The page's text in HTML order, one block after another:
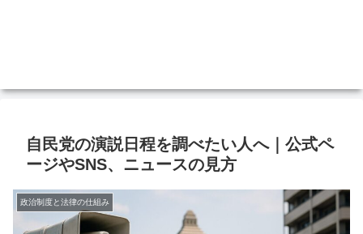
自民党の演説日程を調べたい人へ｜公式ペ
ージやSNS、ニュースの見方
政治制度と法律の仕組み